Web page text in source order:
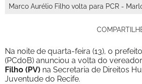
Marco Aurélio Filho volta para PCR -
Na noite de quarta-feira (13), o prefeito
(PCdoB) anunciou a volta do vereador
Filho (PV) na Secretaria de Direitos
Juventude do Recife.